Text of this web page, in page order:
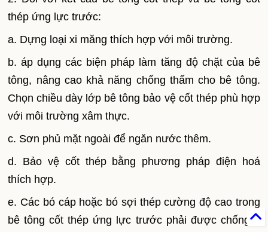
thép ứng lực trước:
a. Dựng loại xi măng thích hợp với môi trường.
b. áp dụng các biện pháp làm tăng độ chặt của bê
tông, nâng cao khả năng chống thấm cho bê tông.
Chọn chiều dày lớp bê tông bảo vệ cốt thép phù hợp
với môi trường xâm thực.
c. Sơn phủ mặt ngoài để ngăn nước thêm.
d. Bảo vệ cốt thép bằng phương pháp điện hoá
thích hợp.
e. Các bó cáp hoặc bó sợi thép cường độ cao trong
bê tông cốt thép ứng lực trước phải được chống rỉ